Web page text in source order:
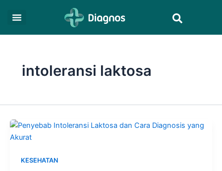
intoleransi laktosa
KESEHATAN